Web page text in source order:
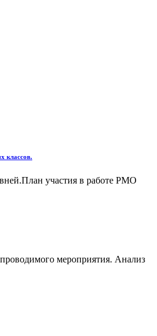
классов.
участия в работе РМО
мероприятия. Анализ